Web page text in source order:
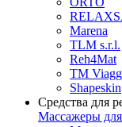
Marena
TLM s.r.l.
Reh4Mat
TM
Shapeskin
Средства для
Массажеры